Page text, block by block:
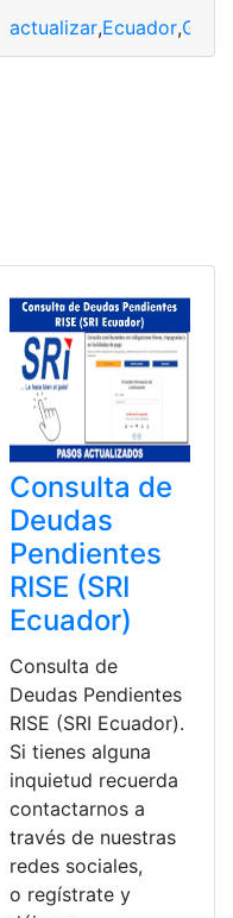
actualizar,Ecuador,Guía
,emprendedores
Consulta de
Deudas
Pendientes
RISE (SRI
Ecuador)
Consulta de
Deudas Pendientes
RISE (SRI Ecuador).
Si tienes alguna
inquietud recuerda
contactarnos a
través de nuestras
redes sociales,
o regístrate y